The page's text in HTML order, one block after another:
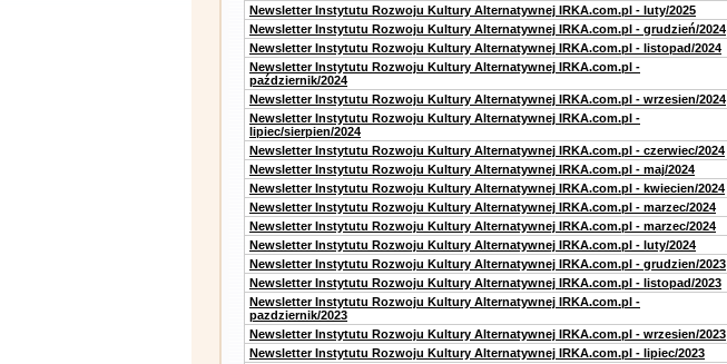
Newsletter Instytutu Rozwoju Kultury Alternatywnej IRKA.com.pl - luty/2025
Newsletter Instytutu Rozwoju Kultury Alternatywnej IRKA.com.pl - grudzień/2024
Newsletter Instytutu Rozwoju Kultury Alternatywnej IRKA.com.pl - listopad/2024
Newsletter Instytutu Rozwoju Kultury Alternatywnej IRKA.com.pl -
październik/2024
Newsletter Instytutu Rozwoju Kultury Alternatywnej IRKA.com.pl - wrzesien/2024
Newsletter Instytutu Rozwoju Kultury Alternatywnej IRKA.com.pl -
lipiec/sierpien/2024
Newsletter Instytutu Rozwoju Kultury Alternatywnej IRKA.com.pl - czerwiec/2024
Newsletter Instytutu Rozwoju Kultury Alternatywnej IRKA.com.pl - maj/2024
Newsletter Instytutu Rozwoju Kultury Alternatywnej IRKA.com.pl - kwiecien/2024
Newsletter Instytutu Rozwoju Kultury Alternatywnej IRKA.com.pl - marzec/2024
Newsletter Instytutu Rozwoju Kultury Alternatywnej IRKA.com.pl - marzec/2024
Newsletter Instytutu Rozwoju Kultury Alternatywnej IRKA.com.pl - luty/2024
Newsletter Instytutu Rozwoju Kultury Alternatywnej IRKA.com.pl - grudzien/2023
Newsletter Instytutu Rozwoju Kultury Alternatywnej IRKA.com.pl - listopad/2023
Newsletter Instytutu Rozwoju Kultury Alternatywnej IRKA.com.pl -
pazdziernik/2023
Newsletter Instytutu Rozwoju Kultury Alternatywnej IRKA.com.pl - wrzesien/2023
Newsletter Instytutu Rozwoju Kultury Alternatywnej IRKA.com.pl - lipiec/2023